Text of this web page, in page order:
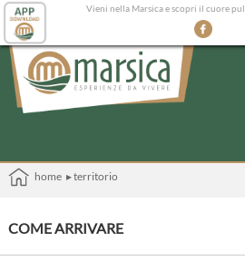
Vieni nella Marsica e scopri il cuore
home ▸ territorio
COME ARRIVARE